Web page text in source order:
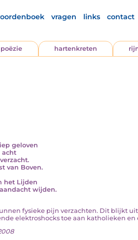
vragen links contact
poëzie hartenkreten
geloven
acht
van Boven.
het Lijden
wijden.
fysieke pijn verzachten. Dit blijkt
elektroshocks toe aan katholieken